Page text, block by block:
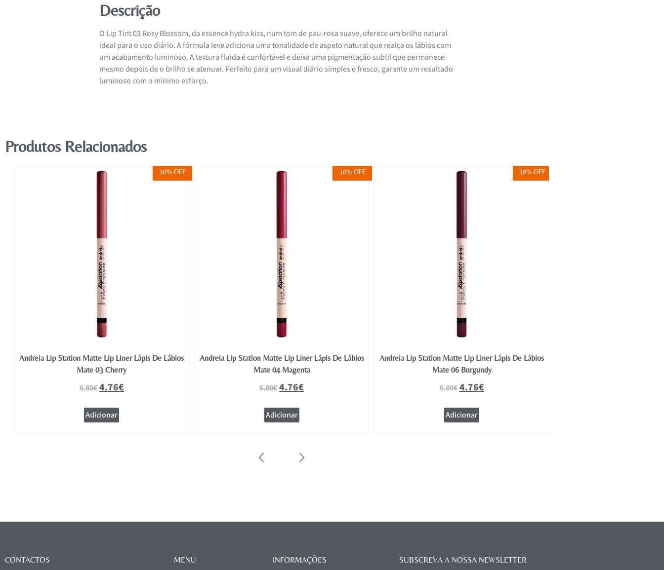
Descrição
O Lip Tint 03 Rosy Blossom, da essence hydra kiss, num tom de pau-rosa suave, oferece um brilho natural
ideal para o uso diário. A fórmula leve adiciona uma tonalidade de aspeto natural que realça os lábios com
um acabamento luminoso. A textura fluida é confortável e deixa uma pigmentação subtil que permanece
mesmo depois de o brilho se atenuar. Perfeito para um visual diário simples e fresco, garante um resultado
luminoso com o mínimo esforço.
Produtos Relacionados
30% OFF
Andreia Lip Station Matte Lip Liner Lápis De Lábios
Mate 03 Cherry
6.80€4.76€
Adicionar
30% OFF
Andreia Lip Station Matte Lip Liner Lápis De Lábios
Mate 04 Magenta
6.80€4.76€
Adicionar
30% OFF
Andreia Lip Station Matte Lip Liner Lápis De Lábios
Mate 06 Burgundy
6.80€4.76€
Adicionar
CONTACTOS MENU INFORMAÇÕES SUBSCREVA A NOSSA NEWSLETTER